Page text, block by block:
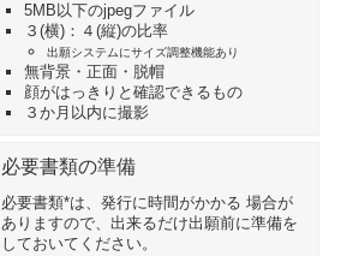
5MB以下のjpegファイル
３(横)：４(縦)の比率
出願システムにサイズ調整機能あり
無背景・正面・脱帽
顔がはっきりと確認できるもの
３か月以内に撮影
必要書類の準備
必要書類*は、発行に時間がかかる 場合が
ありますので、出来るだけ出願前に準備を
しておいてください。